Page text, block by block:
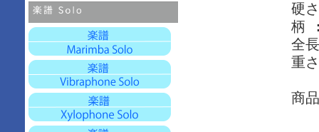
硬
柄
全
重
商